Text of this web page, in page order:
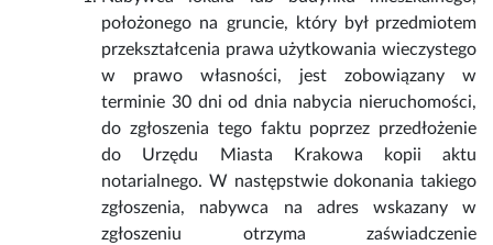
położonego na gruncie, który był przedmiotem
przekształcenia prawa użytkowania wieczystego
w prawo własności, jest zobowiązany w
terminie 30 dni od dnia nabycia nieruchomości,
do zgłoszenia tego faktu poprzez przedłożenie
do Urzędu Miasta Krakowa kopii aktu
notarialnego. W następstwie dokonania takiego
zgłoszenia, nabywca na adres wskazany w
zgłoszeniu otrzyma zaświadczenie